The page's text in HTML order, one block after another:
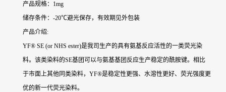
产品规格：1mg
储存条件：-20℃避光保存，有效期见外包装
产品介绍:
YF® SE (or NHS ester)是我司生产的具有氨基反应活性的一类荧光染
料。该类染料的SE基团可以与氨基基团反应生产稳定的酰胺键。相比
于市面上其他同类染料，YF®是稳定性更强、水溶性更好、荧光强度更
优的新一代荧光染料。